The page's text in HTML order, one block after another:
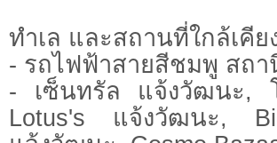
ทำเล และสถานที่ใกล้เคีย
- รถไฟฟ้าสายสีชมพู สถา
- เซ็นทรัล แจ้งวัฒนะ,
Lotus's แจ้งวัฒนะ,